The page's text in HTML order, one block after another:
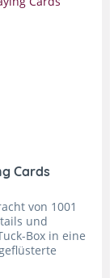
Cards
von 1001
und
Box in eine